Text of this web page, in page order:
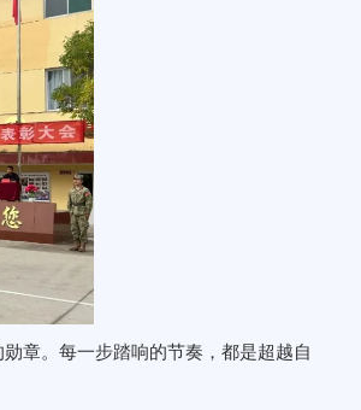
章。每一步踏响的节奏，都是超越自